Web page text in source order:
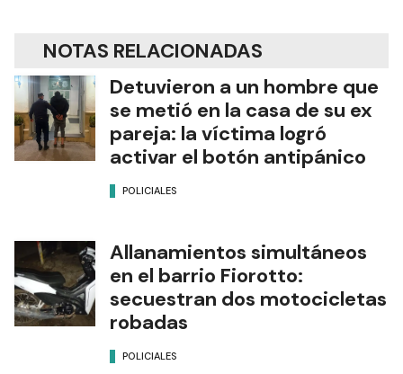
NOTAS RELACIONADAS
Detuvieron a un hombre que
se metió en la casa de su ex
pareja: la víctima logró
activar el botón antipánico
POLICIALES
Allanamientos simultáneos
en el barrio Fiorotto:
secuestran dos motocicletas
robadas
POLICIALES